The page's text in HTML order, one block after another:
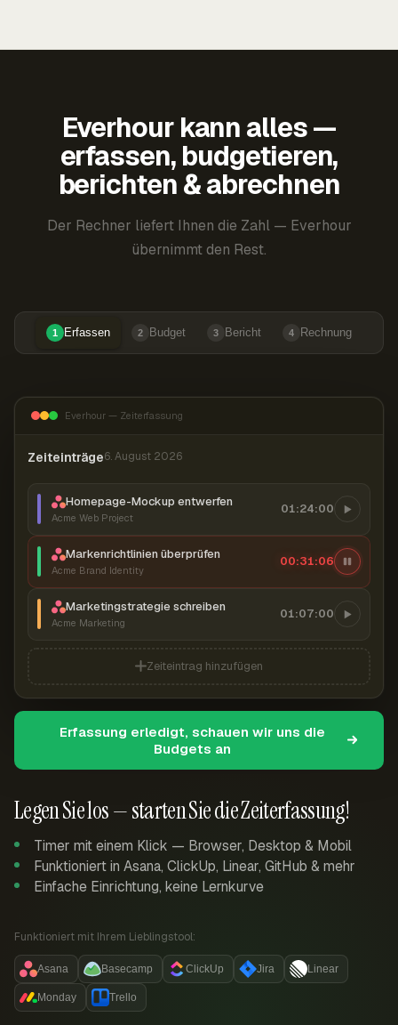
Everhour kann alles —
erfassen, budgetieren,
berichten & abrechnen
Der Rechner liefert Ihnen die Zahl — Everhour
übernimmt den Rest.
1 Erfassen 2 Budget 3 Bericht 4 Rechnung
Legen Sie los — starten Sie die Zeiterfassung!
Timer mit einem Klick — Browser, Desktop & Mobil
Funktioniert in Asana, ClickUp, Linear, GitHub & mehr
Einfache Einrichtung, keine Lernkurve
Funktioniert mit Ihrem Lieblingstool:
Asana Basecamp ClickUp Jira Linear
Monday Trello
Everhour — Zeiterfassung
Zeiteinträge6. August 2026
Homepage-Mockup entwerfen
Acme Web Project
01:24:00
Markenrichtlinien überprüfen
Acme Brand Identity
00:31:07
Marketingstrategie schreiben
Acme Marketing
01:07:00
Zeiteintrag hinzufügen
Erfassung erledigt, schauen wir uns die
Budgets an